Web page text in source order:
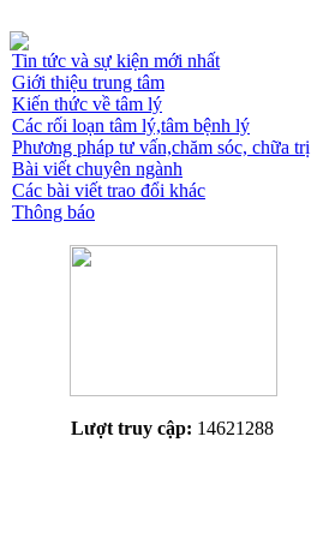
Tin tức và sự kiện mới nhất
Giới thiệu trung tâm
Kiến thức về tâm lý
Các rối loạn tâm lý,tâm bệnh lý
Phương pháp tư vấn,chăm sóc, chữa trị
Bài viết chuyên ngành
Các bài viết trao đổi khác
Thông báo
Lượt truy cập: 14621288